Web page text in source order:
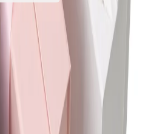
вашия персонализиран
всяка покупка в нещо